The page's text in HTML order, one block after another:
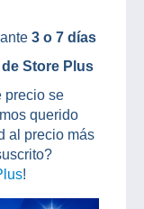
3 o 7 días
Store Plus
precio se
querido
al precio más
!